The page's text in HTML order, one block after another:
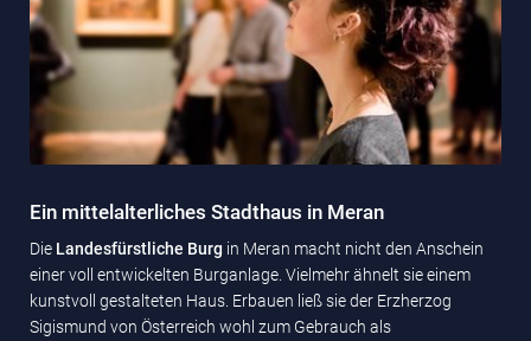
Ein mittelalterliches Stadthaus in Meran
Die Landesfürstliche Burg in Meran macht nicht den Anschein
einer voll entwickelten Burganlage. Vielmehr ähnelt sie einem
kunstvoll gestalteten Haus. Erbauen ließ sie der Erzherzog
Sigismund von Österreich wohl zum Gebrauch als